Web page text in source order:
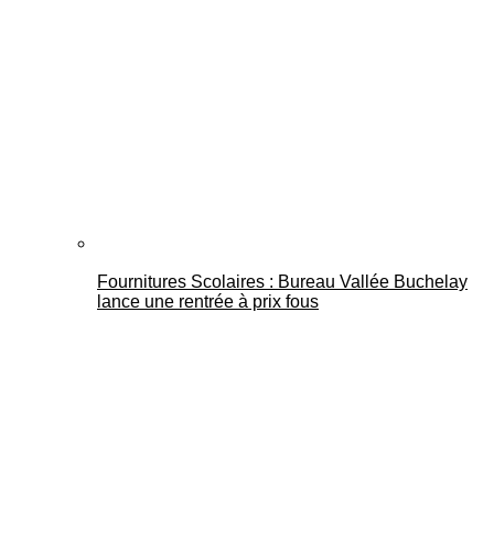
Fournitures Scolaires : Bureau Vallée Buchelay
lance une rentrée à prix fous